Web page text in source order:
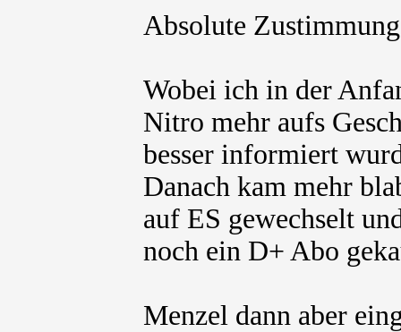
Absolute
Wobei ich in der
Nitro mehr aufs
besser informiert
Danach kam mehr
auf ES gewechselt
noch ein D+ Abo
Menzel dann aber